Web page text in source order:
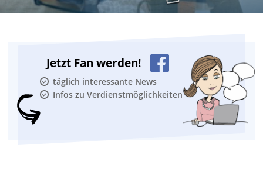
Jetzt Fan werden!
täglich interessante News
Infos zu Verdienstmöglichkeiten